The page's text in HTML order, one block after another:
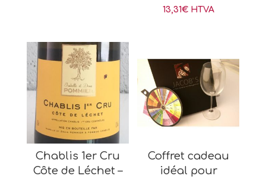
13,31€ HTVA
Chablis 1er Cru
Côte de Léchet –
Coffret cadeau
idéal pour